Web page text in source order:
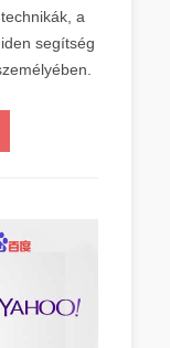
a
segítség